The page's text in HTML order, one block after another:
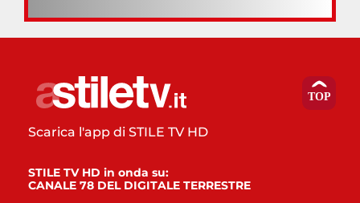
Scarica l'app di STILE TV HD
STILE TV HD in onda su:
CANALE 78 DEL DIGITALE TERRESTRE